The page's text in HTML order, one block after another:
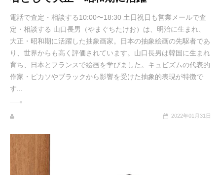
電話で査定・相談する10:00〜18:30 土日祝日も営業メールで査
定・相談する 山口長男（やまぐちたけお）は、明治に生まれ、
大正・昭和期に活躍した抽象画家。日本の抽象絵画の先駆者であ
り、世界からも高く評価されています。山口長男は韓国に生まれ
育ち、日本とフランスで絵画を学びました。キュビズムの代表的
作家・ピカソやブラックから影響を受けた抽象的表現が特徴で
す...
2022年01月31日